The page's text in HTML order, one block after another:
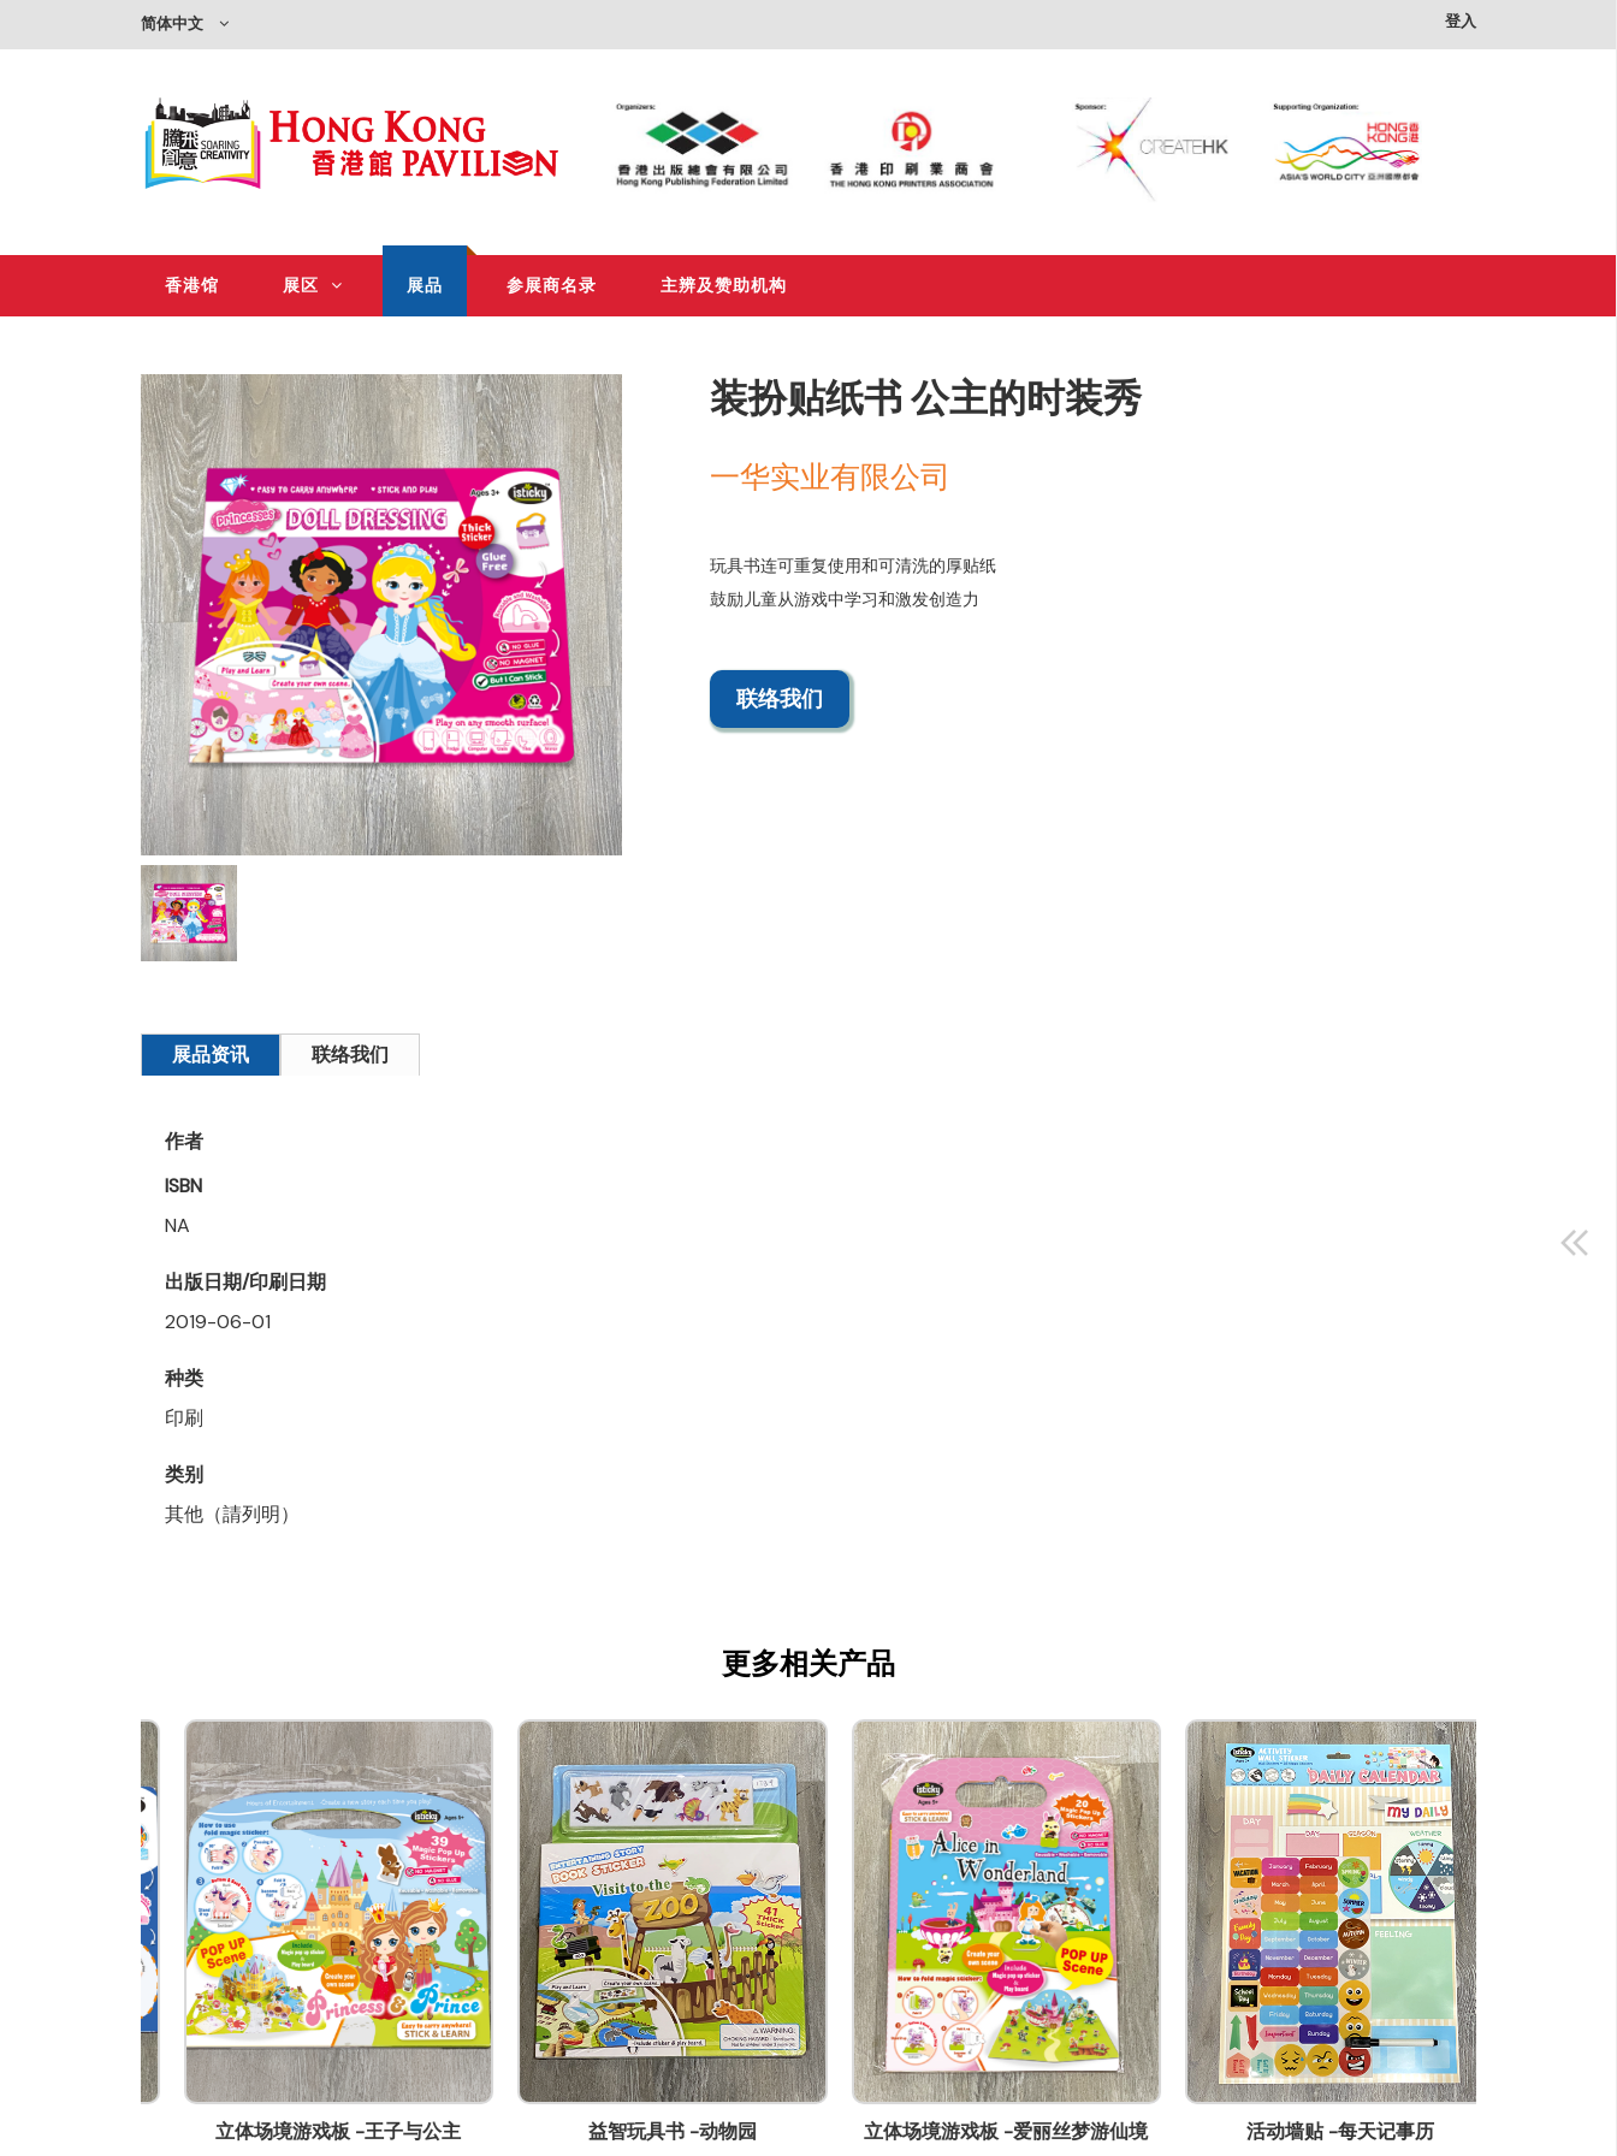
简体中文 登入
香港馆 展区 展品 参展商名录 主辨及赞助机构
装扮贴纸书 公主的时装秀
一华实业有限公司
玩具书连可重复使用和可清洗的厚贴纸
鼓励儿童从游戏中学习和激发创造力
联络我们
展品资讯 联络我们
作者
ISBN
NA
出版日期/印刷日期
2019-06-01
种类
印刷
类别
其他（請列明）
wendy@ynw.com.hk
更多相关产品
立体场境游戏板 -王子与公主 益智玩具书 -动物园 立体场境游戏板 -爱丽丝梦游仙境 活动墙贴 -每天记事历